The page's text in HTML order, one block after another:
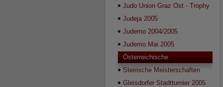
Wintersemester 2005/2006
Judo Union Graz Ost - Trophy
2005
Judeja 2005
Judemo 2004/2005
Judemo Mai 2005
Österreichische
Meisterschaften U15 2005
Steirische Meisterschaften
U15 2005
Gleisdorfer Stadtturnier 2005